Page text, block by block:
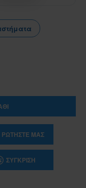
ΡΩΤΉΣΤΕ ΜΑΣ
ΣΎΓΚΡΙΣΗ